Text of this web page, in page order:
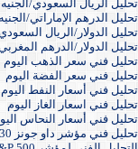
تحليل الريال السعودي/
تحليل الدرهم الإماراتي/
تحليل الدولار/الريال
تحليل الدولار/الدرهم
تحليل فني سعر الذهب اليوم
تحليل فني سعر الفضة اليوم
تحليل فني أسعار النفط اليوم
تحليل فني اسعار الغاز اليوم
تحليل فني أسعار النحاس
تحليل فني مؤشر داو جونز US30